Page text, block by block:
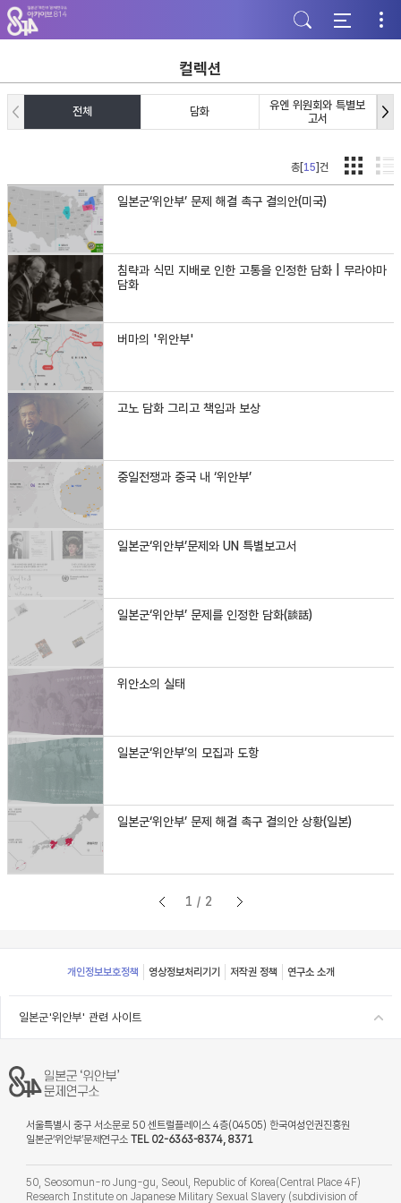
주
메
뉴
가
기
본
문
바
기
하
단
바
기
컬렉션
전체 담화
유엔 위원회와 특별보
고서
총[15]건
일본군‘위안부’ 문제 해결 촉구 결의안(미국)
침략과 식민 지배로 인한 고통을 인정한 담화 | 무라야마
담화
버마의 '위안부'
고노 담화 그리고 책임과 보상
중일전쟁과 중국 내 ‘위안부’
일본군‘위안부’문제와 UN 특별보고서
일본군‘위안부’ 문제를 인정한 담화(談話)
위안소의 실태
일본군‘위안부’의 모집과 도항
일본군‘위안부’ 문제 해결 촉구 결의안 상황(일본)
1/2
Footer
개인정보보호정책 영상정보처리기기 저작권 정책 연구소 소개
일본군'위안부' 관련 사이트
서울특별시 중구 서소문로 50 센트럴플레이스 4층(04505) 한국여성인권진흥원
일본군‘위안부’문제연구소 TEL 02-6363-8374, 8371
50, Seosomun-ro Jung-gu, Seoul, Republic of Korea(Central Place 4F)
Research Institute on Japanese Military Sexual Slavery (subdivision of